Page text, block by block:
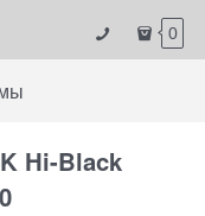
0
Hi-Black